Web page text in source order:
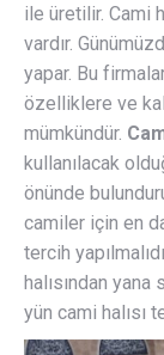
ile üretilir. Cami
vardır.
yapar. Bu
özelliklere ve
mümkündür.
kullanılacak
önünde
camiler için en
tercih
halısından
yün cami halısı